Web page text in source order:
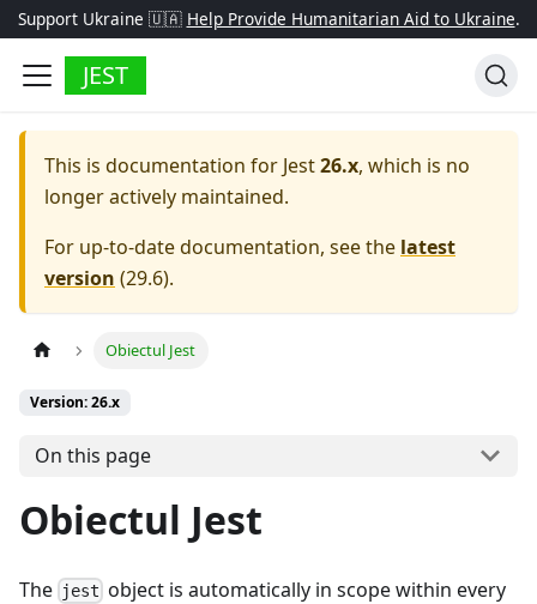
Support Ukraine 🇺🇦 Help Provide Humanitarian Aid to Ukraine.
JEST
This is documentation for Jest26.x, which is no
longer actively maintained.
For up-to-date documentation, see the latest
version (29.6).
Obiectul Jest
Version: 26.x
On this page
Obiectul Jest
The jest object is automatically in scope within every